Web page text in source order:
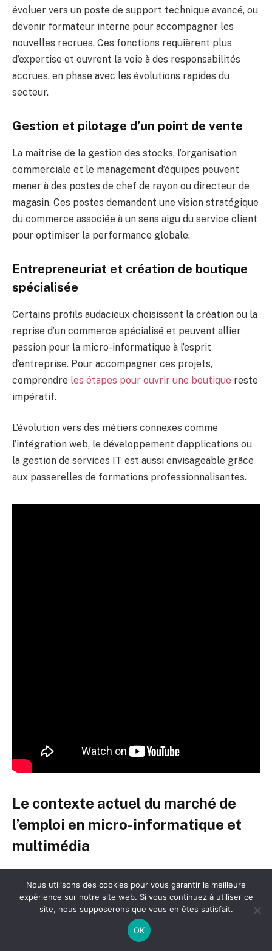
évoluer vers un poste de support technique avancé, ou
devenir formateur interne pour accompagner les
nouvelles recrues. Ces fonctions requièrent plus
d’expertise et ouvrent la voie à des responsabilités
accrues, en phase avec les évolutions rapides du
secteur.
Gestion et pilotage d’un point de vente
La maîtrise de la gestion des stocks, l’organisation
commerciale et le management d’équipes peuvent
mener à des postes de chef de rayon ou directeur de
magasin. Ces postes demandent une vision stratégique
du commerce associée à un sens aigu du service client
pour optimiser la performance globale.
Entrepreneuriat et création de boutique
spécialisée
Certains profils audacieux choisissent la création ou la
reprise d’un commerce spécialisé et peuvent allier
passion pour la micro-informatique à l’esprit
d’entreprise. Pour accompagner ces projets,
comprendre les étapes pour ouvrir une boutique reste
impératif.
L’évolution vers des métiers connexes comme
l’intégration web, le développement d’applications ou
la gestion de services IT est aussi envisageable grâce
aux passerelles de formations professionnalisantes.
Le contexte actuel du marché de
l’emploi en micro-informatique et
multimédia
multimédia demeure dynamique, notamment face à la
montée en puissance des technologies embarquées et
des services numériques individuels. Les enseignes
spécialisées et les grandes surfaces continuent de
Nous utilisons des cookies pour vous garantir la meilleure
expérience sur notre site web. Si vous continuez à utiliser ce
site, nous supposerons que vous en êtes satisfait.
OK